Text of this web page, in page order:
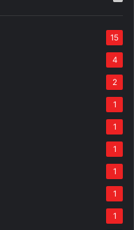
15
4
2
1
1
1
1
1
1